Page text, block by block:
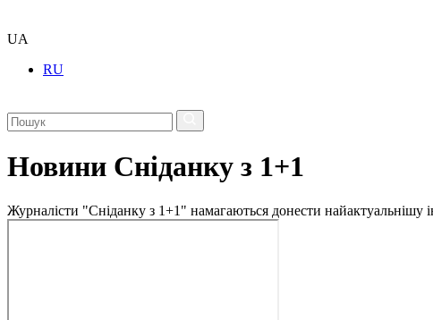
UA
RU
Новини Сніданку з 1+1
Журналісти "Сніданку з 1+1" намагаються донести найактуальнішу